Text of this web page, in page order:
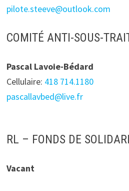
pilote.steeve@outlook.com
COMITÉ ANTI-SOUS-
Pascal Lavoie-Bédard
Cellulaire: 418 714.1180
pascallavbed@live.fr
RL – FONDS DE
Vacant